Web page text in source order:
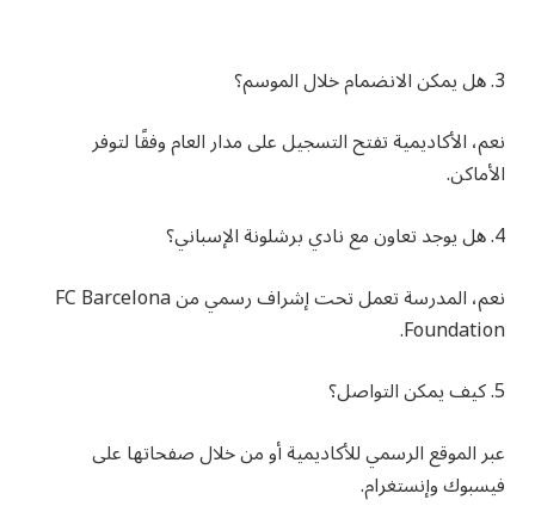
3. هل يمكن الانضمام خلال الموسم؟
نعم، الأكاديمية تفتح التسجيل على مدار العام وفقًا لتوفر
الأماكن.
4. هل يوجد تعاون مع نادي برشلونة الإسباني؟
نعم، المدرسة تعمل تحت إشراف رسمي من FC Barcelona
Foundation.
5. كيف يمكن التواصل؟
عبر الموقع الرسمي للأكاديمية أو من خلال صفحاتها على
فيسبوك وإنستغرام.